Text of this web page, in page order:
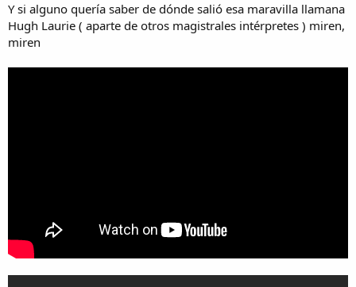
Y si alguno quería saber de dónde salió esa maravilla llamana
Hugh Laurie ( aparte de otros magistrales intérpretes ) miren,
miren